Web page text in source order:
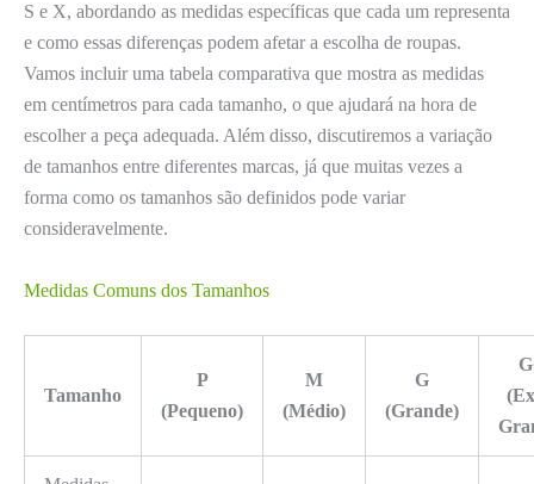
S e X, abordando as medidas específicas que cada um representa
e como essas diferenças podem afetar a escolha de roupas.
Vamos incluir uma tabela comparativa que mostra as medidas
em centímetros para cada tamanho, o que ajudará na hora de
escolher a peça adequada. Além disso, discutiremos a variação
de tamanhos entre diferentes marcas, já que muitas vezes a
forma como os tamanhos são definidos pode variar
consideravelmente.
Medidas Comuns dos Tamanhos
Tamanho
P
(Pequeno)
M
(Médio)
G
(Grande)